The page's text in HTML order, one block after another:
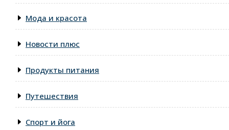
Мода и красота
Новости плюс
Продукты питания
Путешествия
Спорт и йога